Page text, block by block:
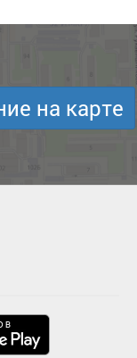
на карте